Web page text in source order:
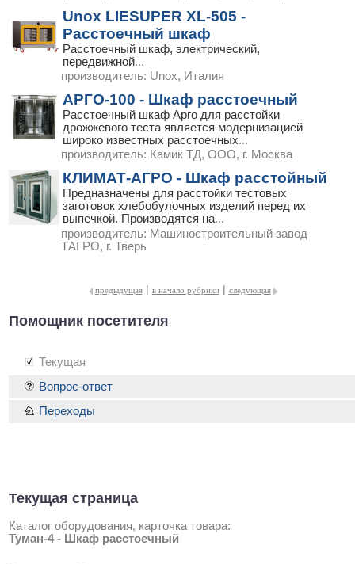
Unox LIESUPER XL-505 -
Расстоечный шкаф
Расстоечный шкаф, электрический,
передвижной...
производитель: Unox, Италия
АРГО-100 - Шкаф расстоечный
Расстоечный шкаф Арго для расстойки
дрожжевого теста является модернизацией
широко известных расстоечных...
производитель: Камик ТД, ООО, г. Москва
КЛИМАТ-АГРО - Шкаф расстойный
Предназначены для расстойки тестовых
заготовок хлебобулочных изделий перед их
выпечкой. Производятся на...
производитель: Машиностроительный завод
ТАГРО, г. Тверь
предыдущая | в начало рубрики | следующая
Помощник посетителя
Текущая
Текущая страница
Каталог оборудования, карточка товара:
Туман-4 - Шкаф расстоечный
Вопрос-ответ
Переходы